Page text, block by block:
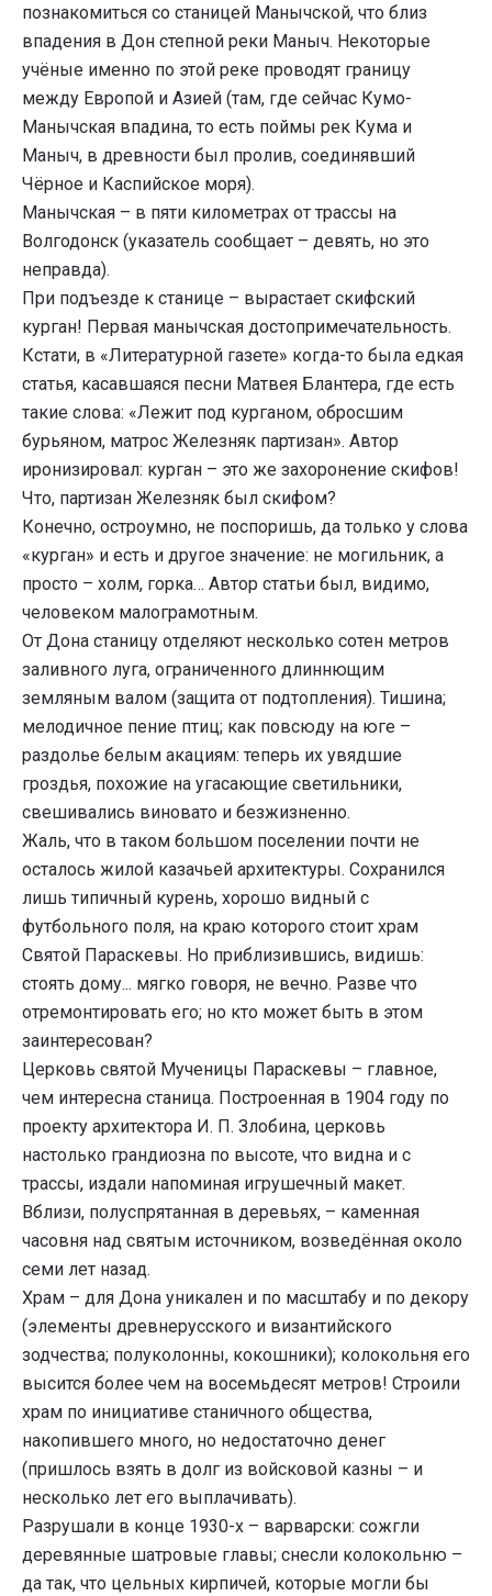
познакомиться со станицей Манычской, что близ
впадения в Дон степной реки Маныч. Некоторые
учёные именно по этой реке проводят границу
между Европой и Азией (там, где сейчас Кумо-
Манычская впадина, то есть поймы рек Кума и
Маныч, в древности был пролив, соединявший
Чёрное и Каспийское моря).
Манычская – в пяти километрах от трассы на
Волгодонск (указатель сообщает – девять, но это
неправда).
При подъезде к станице – вырастает скифский
курган! Первая манычская достопримечательность.
Кстати, в «Литературной газете» когда-то была едкая
статья, касавшаяся песни Матвея Блантера, где есть
такие слова: «Лежит под курганом, обросшим
бурьяном, матрос Железняк партизан». Автор
иронизировал: курган – это же захоронение скифов!
Что, партизан Железняк был скифом?
Конечно, остроумно, не поспоришь, да только у слова
«курган» и есть и другое значение: не могильник, а
просто – холм, горка… Автор статьи был, видимо,
человеком малограмотным.
От Дона станицу отделяют несколько сотен метров
заливного луга, ограниченного длиннющим
земляным валом (защита от подтопления). Тишина;
мелодичное пение птиц; как повсюду на юге –
раздолье белым акациям: теперь их увядшие
гроздья, похожие на угасающие светильники,
свешивались виновато и безжизненно.
Жаль, что в таком большом поселении почти не
осталось жилой казачьей архитектуры. Сохранился
лишь типичный курень, хорошо видный с
футбольного поля, на краю которого стоит храм
Святой Параскевы. Но приблизившись, видишь:
стоять дому... мягко говоря, не вечно. Разве что
отремонтировать его; но кто может быть в этом
заинтересован?
Церковь святой Мученицы Параскевы – главное,
чем интересна станица. Построенная в 1904 году по
проекту архитектора И. П. Злобина, церковь
настолько грандиозна по высоте, что видна и с
трассы, издали напоминая игрушечный макет.
Вблизи, полуспрятанная в деревьях, – каменная
часовня над святым источником, возведённая около
семи лет назад.
Храм – для Дона уникален и по масштабу и по декору
(элементы древнерусского и византийского
зодчества; полуколонны, кокошники); колокольня его
высится более чем на восемьдесят метров! Строили
храм по инициативе станичного общества,
накопившего много, но недостаточно денег
(пришлось взять в долг из войсковой казны – и
несколько лет его выплачивать).
Разрушали в конце 1930-х – варварски: сожгли
деревянные шатровые главы; снесли колокольню –
да так, что цельных кирпичей, которые могли бы